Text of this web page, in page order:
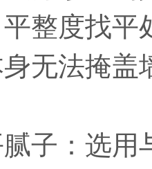
整度找平
法掩盖
：选用